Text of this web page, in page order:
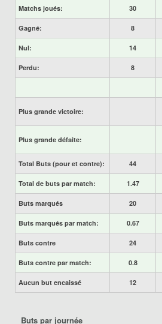
Matchs joués: 30
Gagné: 8
Nul: 14
Perdu: 8
Plus grande victoire:
Plus grande défaite:
Total Buts (pour et contre):
44
Total de buts par match: 1.47
Buts marqués 20
Buts marqués par match: 0.67
Buts contre 24
Buts contre par match: 0.8
Aucun but encaissé 12
Buts par journée